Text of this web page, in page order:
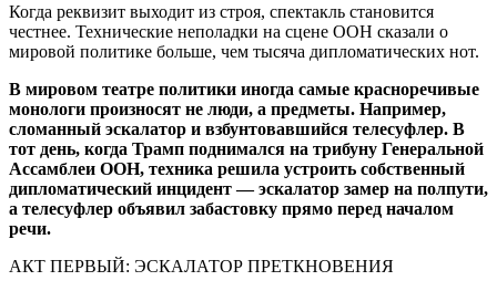
Когда реквизит выходит из строя, спектакль становится
честнее. Технические неполадки на сцене ООН сказали о
мировой политике больше, чем тысяча дипломатических нот.
В мировом театре политики иногда самые красноречивые
монологи произносят не люди, а предметы. Например,
сломанный эскалатор и взбунтовавшийся телесуфлер. В
тот день, когда Трамп поднимался на трибуну Генеральной
Ассамблеи ООН, техника решила устроить собственный
дипломатический инцидент — эскалатор замер на полпути,
а телесуфлер объявил забастовку прямо перед началом
речи.
АКТ ПЕРВЫЙ: ЭСКАЛАТОР ПРЕТКНОВЕНИЯ